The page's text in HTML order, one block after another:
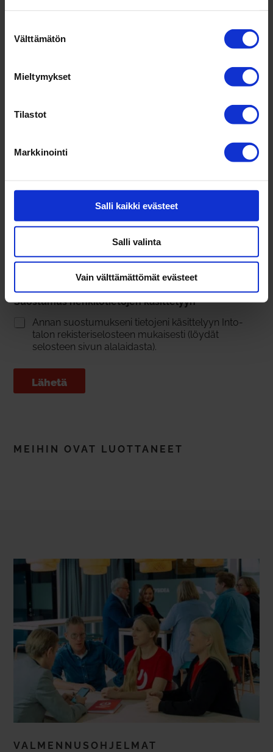
valinta
Välttämätön
Mieltymykset
Tilastot
Markkinointi
Salli kaikki evästeet
Salli valinta
Vain välttämättömät evästeet
Viesti*
Suos­tumus hen­ki­lö­tie­tojen käsit­telyyn*
Annan suos­tu­mukseni tie­tojeni käsit­telyyn Into­
talon rekis­te­ri­se­losteen mukai­sesti (löydät
selosteen sivun ala­lai­dasta).
Lähetä
MEIHIN OVAT LUOT­TANEET
VAL­MEN­NUS­OH­JELMAT